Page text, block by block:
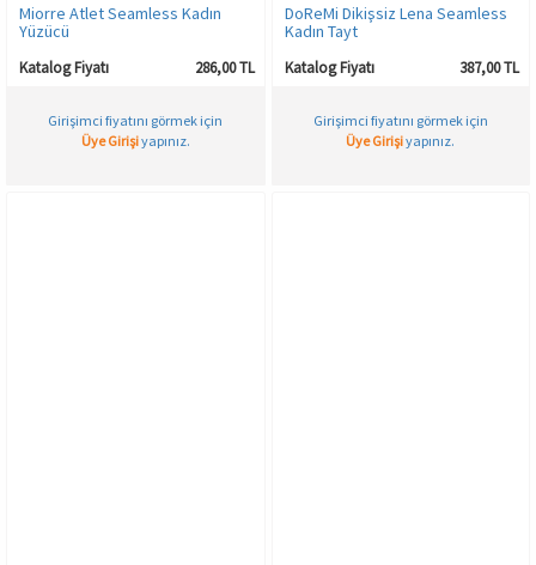
Miorre Atlet Seamless Kadın
Yüzücü
Katalog Fiyatı 286,00 TL
Girişimci fiyatını görmek için
Üye Girişiyapınız.
DoReMi Dikişsiz Lena Seamless
Kadın Tayt
Katalog Fiyatı 387,00 TL
Girişimci fiyatını görmek için
Üye Girişiyapınız.